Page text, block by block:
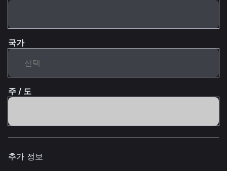
국가
주 / 도
추가 정보